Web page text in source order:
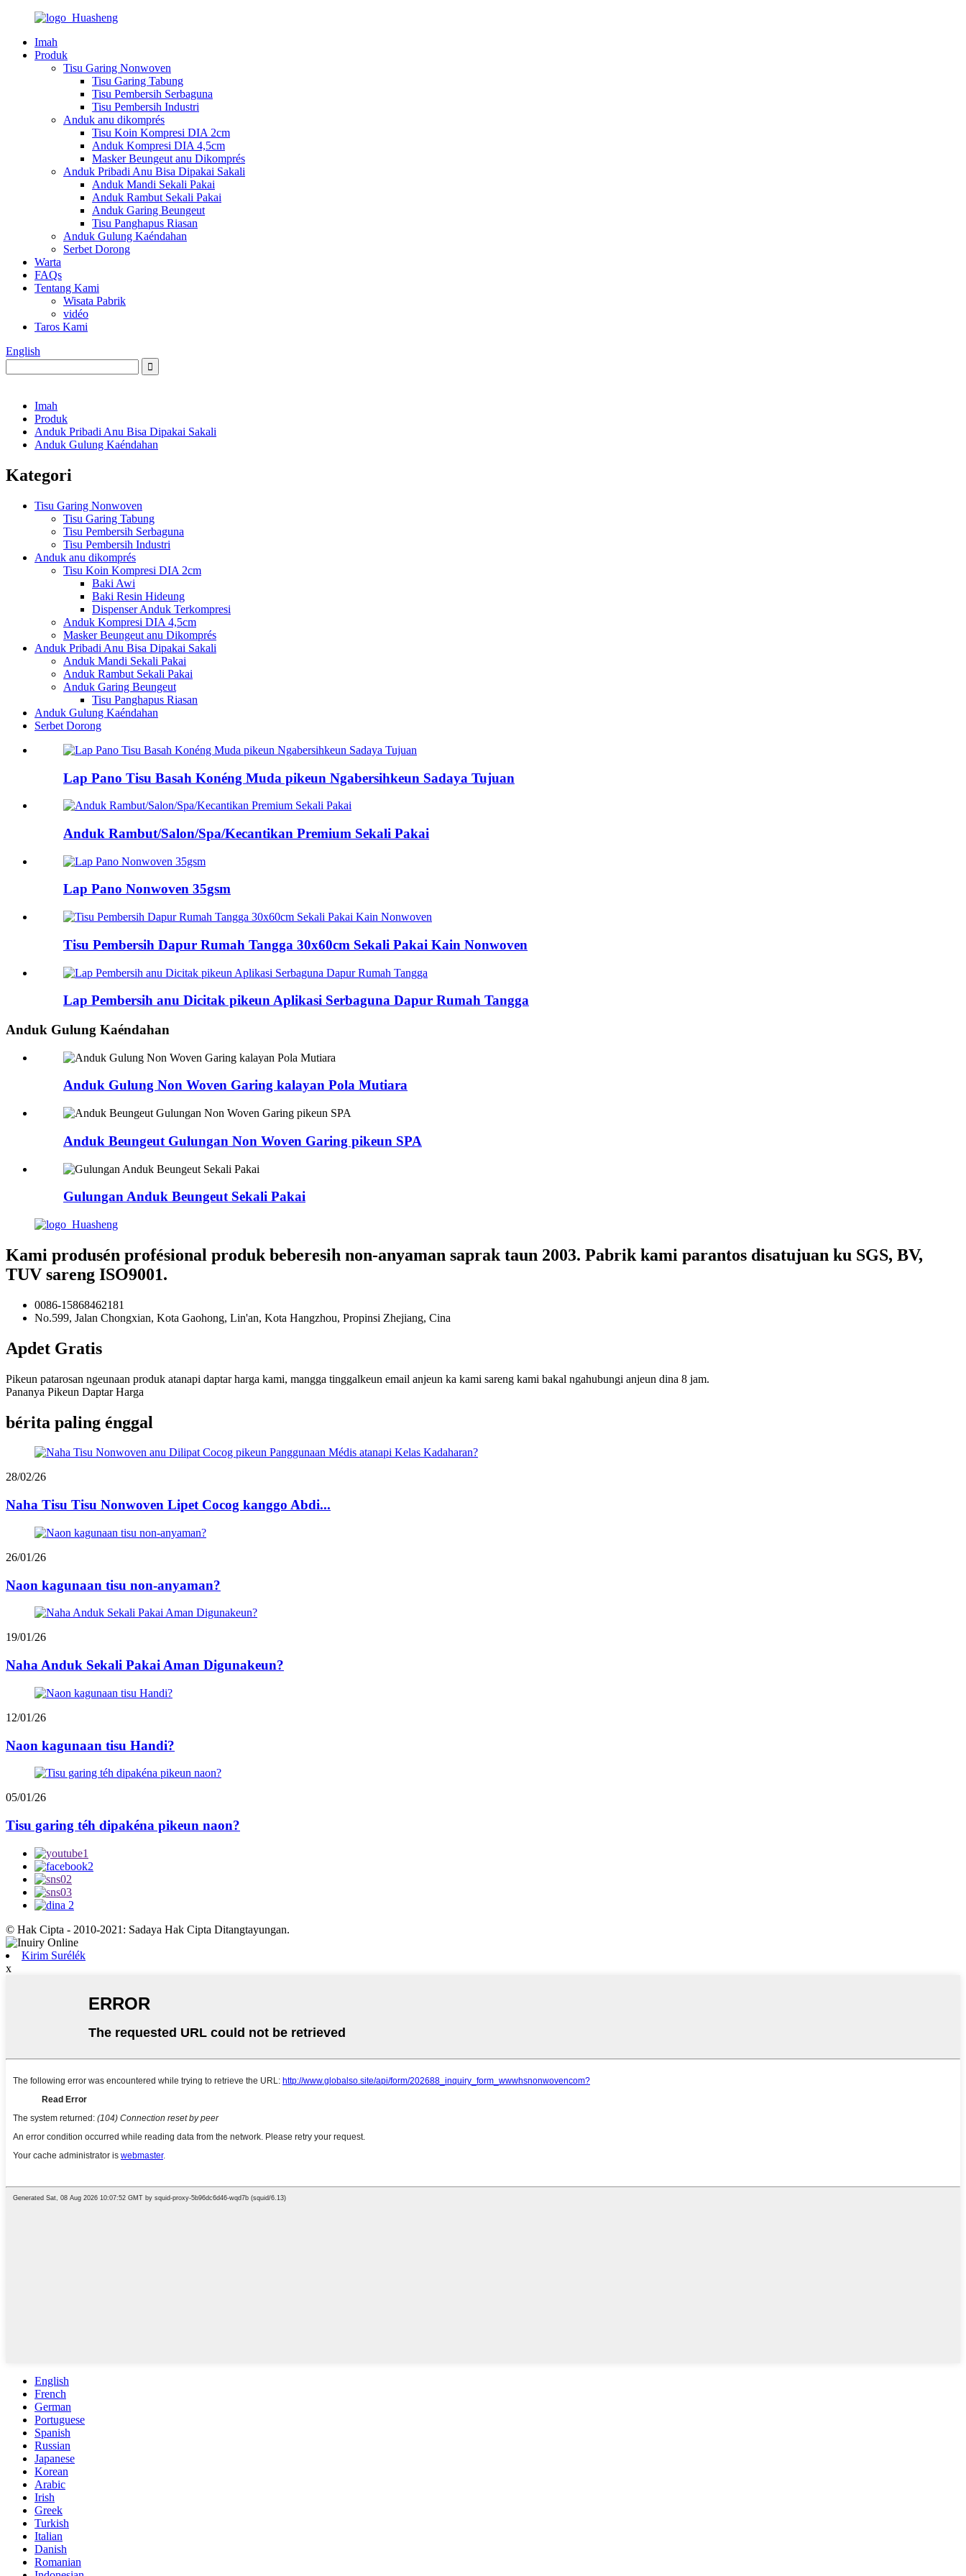
Imah
Produk
Tisu Garing Nonwoven
Tisu Garing Tabung
Tisu Pembersih Serbaguna
Tisu Pembersih Industri
Anduk anu dikomprés
Tisu Koin Kompresi DIA 2cm
Anduk Kompresi DIA 4,5cm
Masker Beungeut anu Dikomprés
Anduk Pribadi Anu Bisa Dipakai Sakali
Anduk Mandi Sekali Pakai
Anduk Rambut Sekali Pakai
Anduk Garing Beungeut
Tisu Panghapus Riasan
Anduk Gulung Kaéndahan
Serbet Dorong
Warta
FAQs
Tentang Kami
Wisata Pabrik
vidéo
Taros Kami
English
Imah
Produk
Anduk Pribadi Anu Bisa Dipakai Sakali
Anduk Gulung Kaéndahan
Kategori
Tisu Garing Nonwoven
Tisu Garing Tabung
Tisu Pembersih Serbaguna
Tisu Pembersih Industri
Anduk anu dikomprés
Tisu Koin Kompresi DIA 2cm
Baki Awi
Baki Resin Hideung
Dispenser Anduk Terkompresi
Anduk Kompresi DIA 4,5cm
Masker Beungeut anu Dikomprés
Anduk Pribadi Anu Bisa Dipakai Sakali
Anduk Mandi Sekali Pakai
Anduk Rambut Sekali Pakai
Anduk Garing Beungeut
Tisu Panghapus Riasan
Anduk Gulung Kaéndahan
Serbet Dorong
Lap Pano Tisu Basah Konéng Muda pikeun Ngabersihkeun Sadaya Tujuan
Anduk Rambut/Salon/Spa/Kecantikan Premium Sekali Pakai
Lap Pano Nonwoven 35gsm
Tisu Pembersih Dapur Rumah Tangga 30x60cm Sekali Pakai Kain Nonwoven
Lap Pembersih anu Dicitak pikeun Aplikasi Serbaguna Dapur Rumah Tangga
Anduk Gulung Kaéndahan
Anduk Gulung Non Woven Garing kalayan Pola Mutiara
Anduk Beungeut Gulungan Non Woven Garing pikeun SPA
Gulungan Anduk Beungeut Sekali Pakai
Kami produsén profésional produk beberesih non-anyaman saprak taun 2003. Pabrik kami parantos disatujuan ku SGS, BV,
TUV sareng ISO9001.
0086-15868462181
No.599, Jalan Chongxian, Kota Gaohong, Lin'an, Kota Hangzhou, Propinsi Zhejiang, Cina
Apdet Gratis
Pikeun patarosan ngeunaan produk atanapi daptar harga kami, mangga tinggalkeun email anjeun ka kami sareng kami bakal ngahubungi anjeun dina 8 jam.
Pananya Pikeun Daptar Harga
bérita paling énggal
28/02/26
Naha Tisu Tisu Nonwoven Lipet Cocog kanggo Abdi...
26/01/26
Naon kagunaan tisu non-anyaman?
19/01/26
Naha Anduk Sekali Pakai Aman Digunakeun?
12/01/26
Naon kagunaan tisu Handi?
05/01/26
Tisu garing téh dipakéna pikeun naon?
© Hak Cipta - 2010-2021: Sadaya Hak Cipta Ditangtayungan.
Kirim Surélék
x
English
French
German
Portuguese
Spanish
Russian
Japanese
Korean
Arabic
Irish
Greek
Turkish
Italian
Danish
Romanian